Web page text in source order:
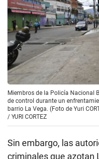
Miembros de la Policía Nacional
de control durante un
barrio La Vega. (Foto de Yuri
/ YURI CORTEZ
Sin embargo, las
criminales que azotan